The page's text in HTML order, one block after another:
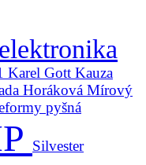
elektronika
Karel Gott Kauza
Horáková Mírový
pyšná
Silvester